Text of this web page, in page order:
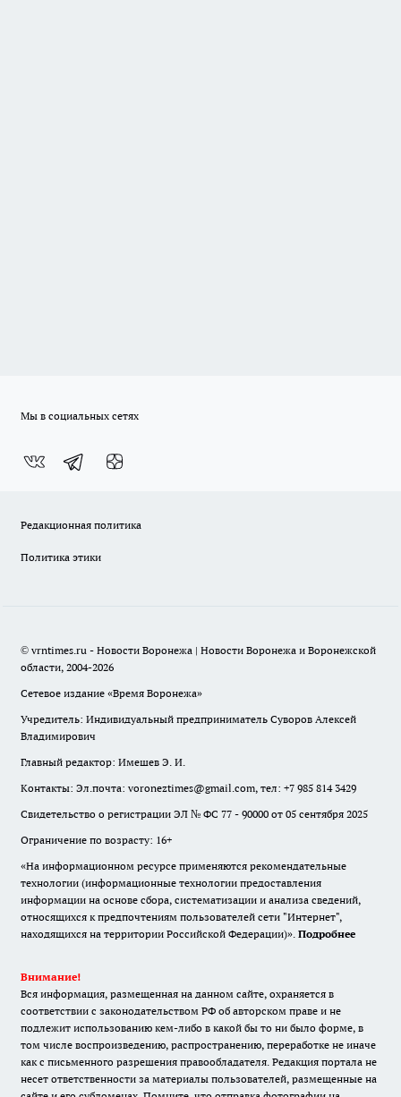
Мы в социальных сетях
Редакционная политика
Политика этики
© vrntimes.ru - Новости Воронежа | Новости Воронежа и Воронежской
области, 2004-2026
Сетевое издание «Время Воронежа»
Учредитель: Индивидуальный предприниматель Суворов Алексей
Владимирович
Главный редактор: Имешев Э. И.
Контакты: Эл.почта: voroneztimes@gmail.com, тел: +7 985 814 3429
Свидетельство о регистрации ЭЛ № ФС 77 - 90000 от 05 сентября 2025
Ограничение по возрасту: 16+
«На информационном ресурсе применяются рекомендательные
технологии (информационные технологии предоставления
информации на основе сбора, систематизации и анализа сведений,
относящихся к предпочтениям пользователей сети "Интернет",
находящихся на территории Российской Федерации)». Подробнее
Внимание!
Вся информация, размещенная на данном сайте, охраняется в
соответствии с законодательством РФ об авторском праве и не
подлежит использованию кем-либо в какой бы то ни было форме, в
том числе воспроизведению, распространению, переработке не иначе
как с письменного разрешения правообладателя. Редакция портала не
несет ответственности за материалы пользователей, размещенные на